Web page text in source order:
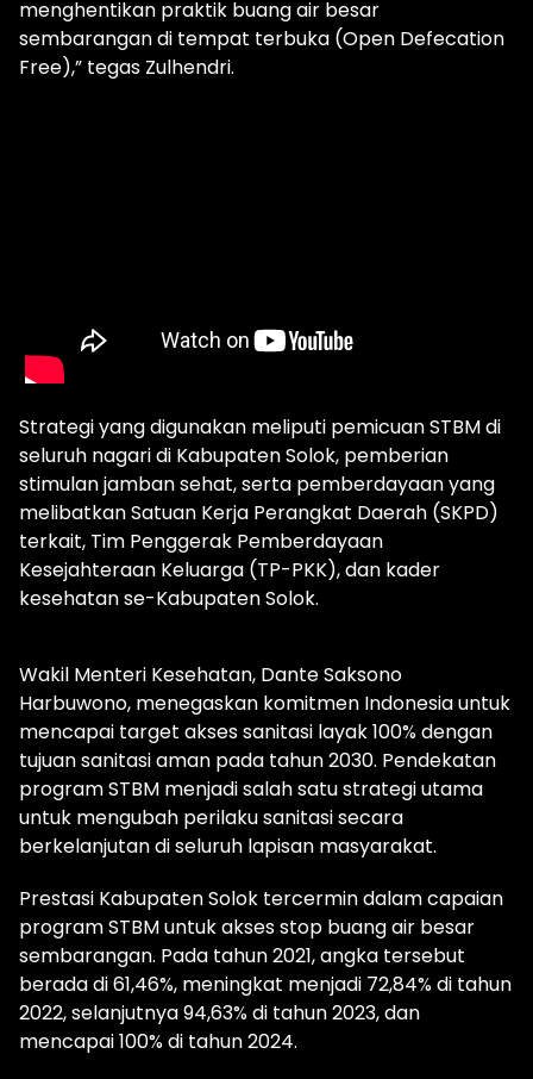
menghentikan praktik buang air besar
sembarangan di tempat terbuka (Open Defecation
Free),” tegas Zulhendri.
Strategi yang digunakan meliputi pemicuan STBM di
seluruh nagari di Kabupaten Solok, pemberian
stimulan jamban sehat, serta pemberdayaan yang
melibatkan Satuan Kerja Perangkat Daerah (SKPD)
terkait, Tim Penggerak Pemberdayaan
Kesejahteraan Keluarga (TP-PKK), dan kader
kesehatan se-Kabupaten Solok.
Wakil Menteri Kesehatan, Dante Saksono
Harbuwono, menegaskan komitmen Indonesia untuk
mencapai target akses sanitasi layak 100% dengan
tujuan sanitasi aman pada tahun 2030. Pendekatan
program STBM menjadi salah satu strategi utama
untuk mengubah perilaku sanitasi secara
berkelanjutan di seluruh lapisan masyarakat.
Prestasi Kabupaten Solok tercermin dalam capaian
program STBM untuk akses stop buang air besar
sembarangan. Pada tahun 2021, angka tersebut
berada di 61,46%, meningkat menjadi 72,84% di tahun
2022, selanjutnya 94,63% di tahun 2023, dan
mencapai 100% di tahun 2024.